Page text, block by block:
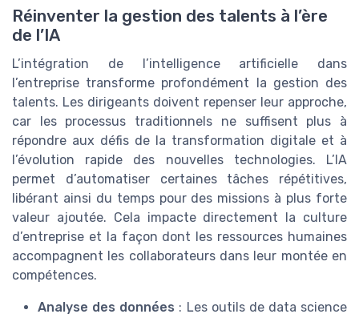
Réinventer la gestion des talents à l’ère
de l’IA
L’intégration de l’intelligence artificielle dans
l’entreprise transforme profondément la gestion des
talents. Les dirigeants doivent repenser leur approche,
car les processus traditionnels ne suffisent plus à
répondre aux défis de la transformation digitale et à
l’évolution rapide des nouvelles technologies. L’IA
permet d’automatiser certaines tâches répétitives,
libérant ainsi du temps pour des missions à plus forte
valeur ajoutée. Cela impacte directement la culture
d’entreprise et la façon dont les ressources humaines
accompagnent les collaborateurs dans leur montée en
compétences.
Analyse des données : Les outils de data science